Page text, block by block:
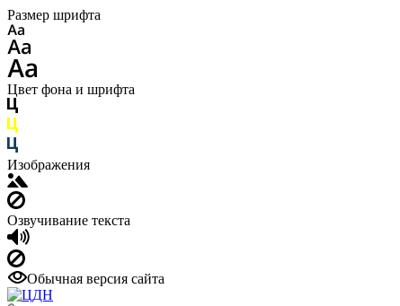
Размер шрифта
Цвет фона и шрифта
Изображения
Озвучивание текста
Обычная версия сайта